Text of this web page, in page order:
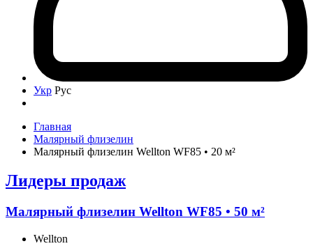
Укр Рус
Главная
Малярный флизелин
Малярный флизелин Wellton WF85 • 20 м²
Лидеры продаж
Малярный флизелин Wellton WF85 • 50 м²
Wellton